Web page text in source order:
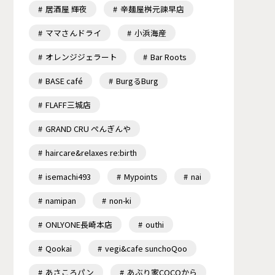
居酒屋 輝夜 辛麺屋桝元諫早店
ママさんドライ 小浜海産
オレンジジェラート Bar Roots
BASE café BurgるBurg
FLAFF三城店
GRAND CRU ぺんぎんや
haircare&relaxes re:birth
isemachi493 Mypoints nai
namipan non-ki
ONLYONE長崎本店 outhi
Qookai vegi&cafe sunchoQoo
あさころパン あぶり家COCOから